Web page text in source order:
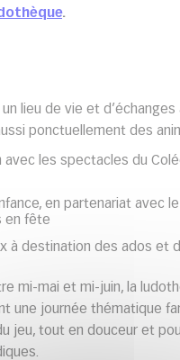
.
lieu de vie et d’échanges
ponctuellement des
avec les spectacles du
en partenariat avec
en fête
à destination des ados et
mi-mai et mi-juin, la
une journée thématique
jeu, tout en douceur et